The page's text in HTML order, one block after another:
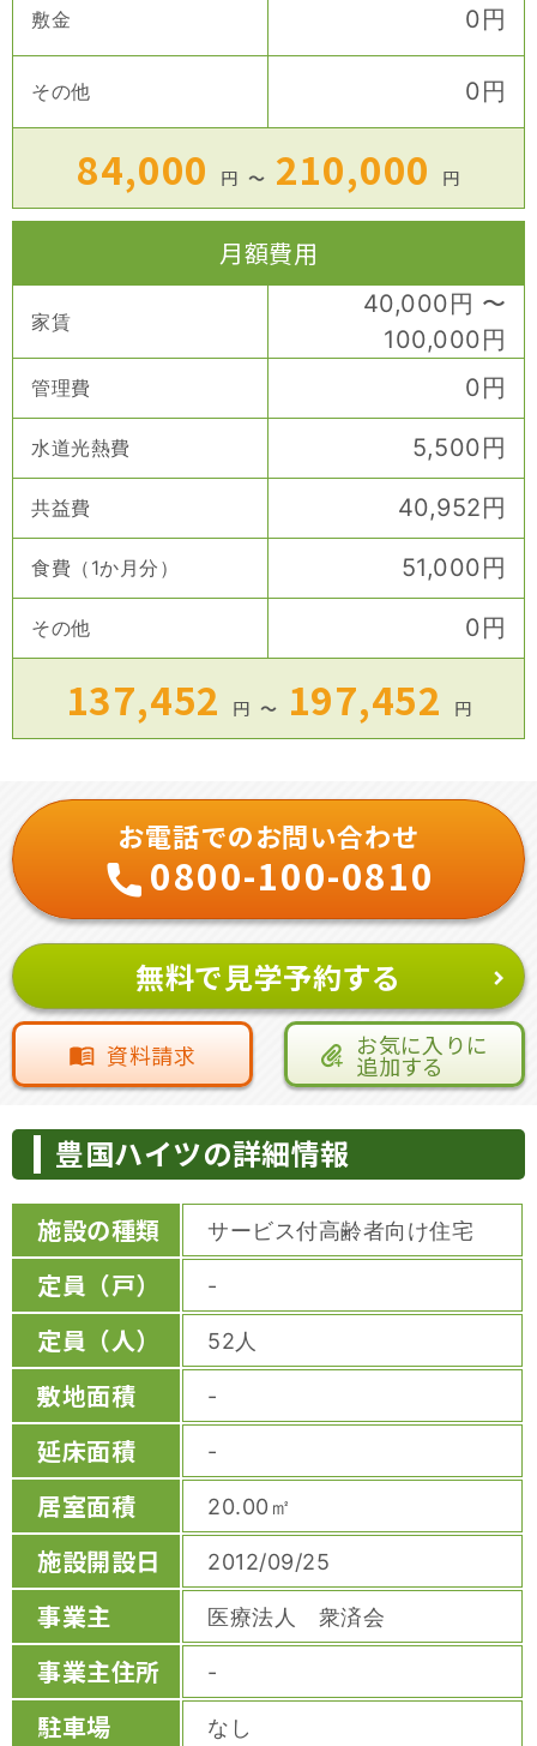
敷金 0 円
その他 0 円
84,000 円 〜 210,000 円
月額費用
家賃
40,000 円 〜
100,000 円
管理費 0 円
水道光熱費 5,500 円
共益費 40,952 円
食費（1か月分） 51,000 円
その他 0 円
137,452 円 〜 197,452 円
お電話でのお問い合わせ
0800-100-0810
無料で見学予約する
資料請求 お気に入りに
追加する
豊国ハイツの詳細情報
施設の種類 サービス付高齢者向け住宅
定員（戸） -
定員（人） 52人
敷地面積 -
延床面積 -
居室面積 20.00㎡
施設開設日 2012/09/25
事業主 医療法人 衆済会
事業主住所 -
駐車場 なし